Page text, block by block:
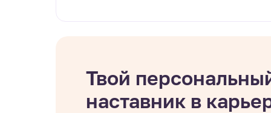
Твой
наставник в